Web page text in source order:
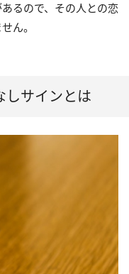
るので、その人との恋
ん。
しサインとは